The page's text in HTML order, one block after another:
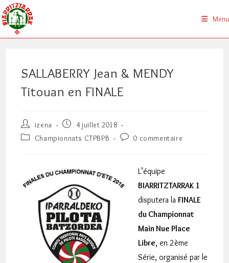
Skip
to
content
Menu
SALLABERRY Jean & MENDY
Titouan en FINALE
Auteur/autrice
de
la
izena
Publication
4 juillet 2018
PostChampionnats CTPBPB
Commentaires
publication :
0 commentaire
L’équipe
BIARRITZTARRAK 1
disputera laFINALE
du Championnat
Main Nue Place
Libre, en 2ème
Série, organisé par le